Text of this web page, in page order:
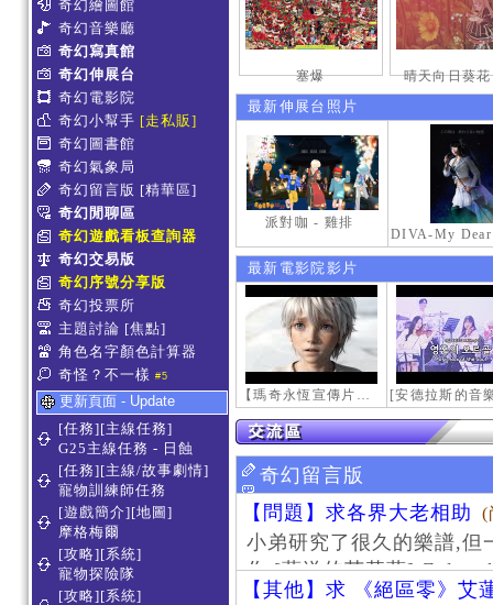
奇幻繪圖館
奇幻音樂廳
奇幻寫真館
奇幻伸展台
奇幻電影院
奇幻小幫手 [走私販]
奇幻圖書館
奇幻氣象局
奇幻留言版 [精華區]
奇幻閒聊區
奇幻遊戲看板查詢器
奇幻交易版
奇幻序號分享版
奇幻投票所
主題討論 [焦點]
角色名字顏色計算器
奇怪？不一樣 #5
更新頁面 - Update
[任務][主線任務]
G25主線任務 - 日蝕
[任務][主線/故事劇情]
寵物訓練師任務
[遊戲簡介][地圖]
摩格梅爾
[攻略][系統]
寵物探險隊
[攻略][系統]
塞爆 晴天向日葵
最新伸展台照片
派對咖 - 雞排
最新電影院影片
【瑪奇永恆宣傳片】最初的感動
奇幻留言版
【問題】求各界大老相助
(
小弟研究了很久的樂譜,但
作 [葬送的芙莉蓮]-
【其他】求 《絕區零》艾